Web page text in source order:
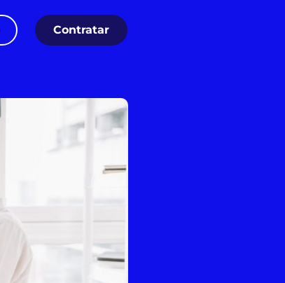
Contratar